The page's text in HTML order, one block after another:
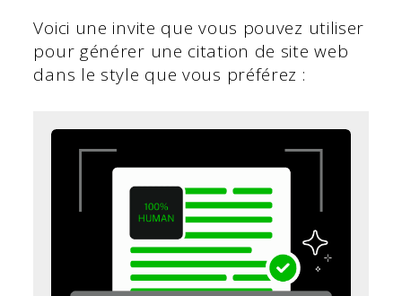
Voici une invite que vous pouvez utiliser
pour générer une citation de site web
dans le style que vous préférez :